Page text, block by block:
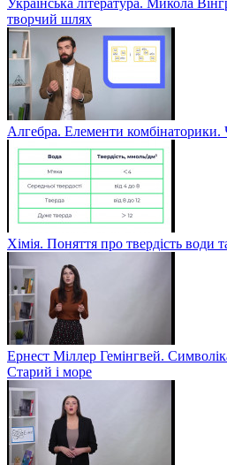
творчий шлях
Алгебра. Елементи
Хімія. Поняття про твердість води
Ернест Міллер Гемінгвей.
Старий і море